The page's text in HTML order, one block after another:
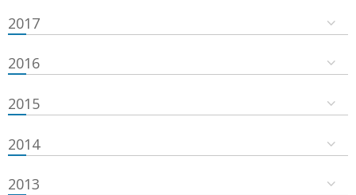
2017
2016
2015
2014
2013